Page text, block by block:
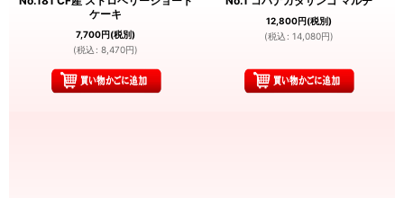
ケーキ
7,700円(税別)
(税込 : 8,470円)
12,800円(税別)
(税込 : 14,080円)